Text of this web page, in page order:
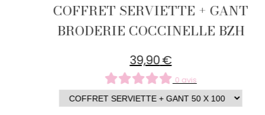
COFFRET SERVIETTE +
BRODERIE COCCINELLE